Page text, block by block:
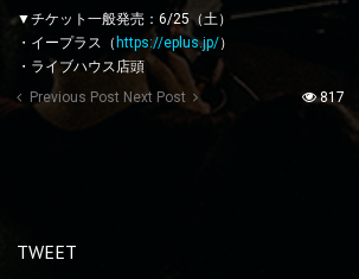
▼チケット一般発売：6/25（土）
・イープラス（ https://eplus.jp/）
・ライブハウス店頭
Previous Post Next Post 817
TWEET